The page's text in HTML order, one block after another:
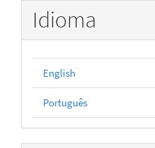
Idioma
English
Português